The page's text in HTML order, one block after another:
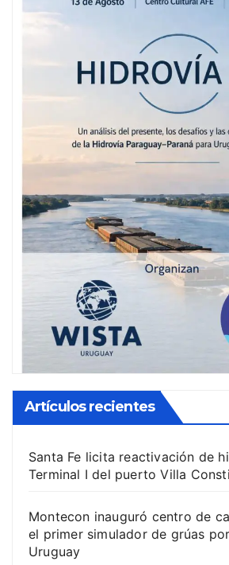
Artículos recientes
Santa Fe licita reactivación de
Terminal I del puerto Villa
Montecon inauguró centro de
el primer simulador de grúas
Uruguay